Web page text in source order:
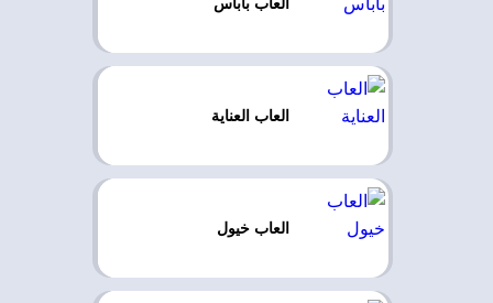
العاب العناية
العاب خيول